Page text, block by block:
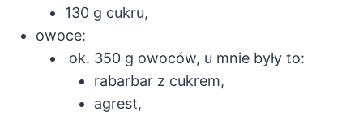
130 g cukru,
owoce:
ok. 350 g owoców, u mnie były to:
rabarbar z cukrem,
agrest,